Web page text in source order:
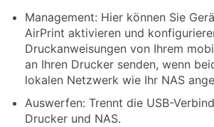
Management: Hier können Sie
AirPrint aktivieren und
Druckanweisungen von Ihrem
an Ihren Drucker senden, wenn
lokalen Netzwerk wie Ihr NAS
Auswerfen: Trennt die USB-
Drucker und NAS.